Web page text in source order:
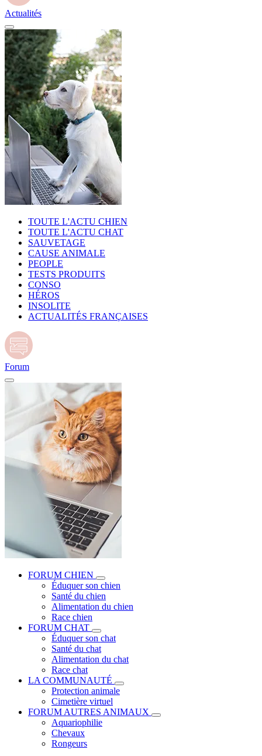
Actualités
TOUTE L'ACTU CHIEN
TOUTE L'ACTU CHAT
SAUVETAGE
CAUSE ANIMALE
PEOPLE
TESTS PRODUITS
CONSO
HÉROS
INSOLITE
ACTUALITÉS FRANÇAISES
Forum
FORUM CHIEN
Éduquer son chien
Santé du chien
Alimentation du chien
Race chien
FORUM CHAT
Éduquer son chat
Santé du chat
Alimentation du chat
Race chat
LA COMMUNAUTÉ
Protection animale
Cimetière virtuel
FORUM AUTRES ANIMAUX
Aquariophilie
Chevaux
Rongeurs